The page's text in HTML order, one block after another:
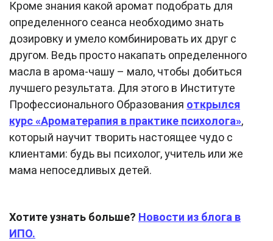
Кроме знания какой аромат подобрать для
определенного сеанса необходимо знать
дозировку и умело комбинировать их друг с
другом. Ведь просто накапать определенного
масла в арома-чашу – мало, чтобы добиться
лучшего результата. Для этого в Институте
Профессионального Образования открылся
курс «Ароматерапия в практике психолога»,
который научит творить настоящее чудо с
клиентами: будь вы психолог, учитель или же
мама непоседливых детей.
Хотите узнать больше? Новости из блога в
ИПО.